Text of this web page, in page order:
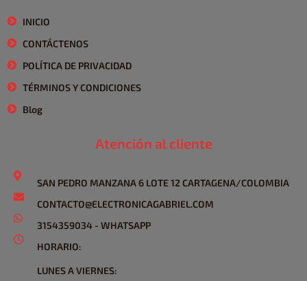
INICIO
CONTÁCTENOS
POLÍTICA DE PRIVACIDAD
TÉRMINOS Y CONDICIONES
Blog
Atención al cliente
SAN PEDRO MANZANA 6 LOTE 12 CARTAGENA/COLOMBIA
CONTACTO@ELECTRONICAGABRIEL.COM
3154359034 - WHATSAPP
HORARIO:
LUNES A VIERNES: